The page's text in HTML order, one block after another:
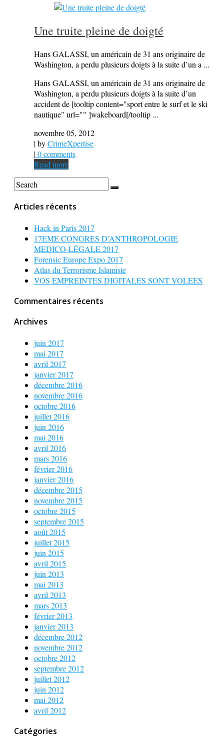
Une truite pleine de doigté
Hans GALASSI, un américain de 31 ans originaire de
Washington, a perdu plusieurs doigts à la suite d’un a ...
Hans GALASSI, un américain de 31 ans originaire de
Washington, a perdu plusieurs doigts à la suite d’un
accident de [tooltip content="sport entre le surf et le ski
nautique" url="" ]wakeboard[/tooltip ...
novembre 05, 2012
| byCrimeXpertise
|0 comments
Read more
Articles récents
Hack in Paris 2017
17EME CONGRES D’ANTHROPOLOGIE
MEDICO-LÉGALE 2017
Forensic Europe Expo 2017
Atlas du Terrorisme Islamiste
VOS EMPREINTES DIGITALES SONT VOLEES
Commentaires récents
Archives
juin 2017
mai 2017
avril 2017
janvier 2017
décembre 2016
novembre 2016
octobre 2016
juillet 2016
juin 2016
mai 2016
avril 2016
mars 2016
février 2016
janvier 2016
décembre 2015
novembre 2015
octobre 2015
septembre 2015
août 2015
juillet 2015
juin 2015
avril 2015
juin 2013
mai 2013
avril 2013
mars 2013
février 2013
janvier 2013
décembre 2012
novembre 2012
octobre 2012
septembre 2012
juillet 2012
juin 2012
mai 2012
avril 2012
Catégories